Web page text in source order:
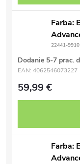
Farba:
22441-9910
Dodanie 5-7 prac.
EAN: 4062546073227
59,99 €
Farba: